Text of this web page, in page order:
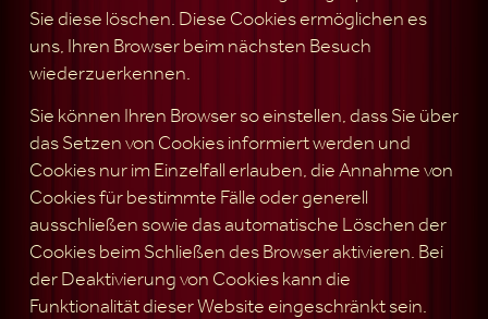
Sie diese löschen. Diese Cookies ermöglichen es
uns, Ihren Browser beim nächsten Besuch
wiederzuerkennen.
Sie können Ihren Browser so einstellen, dass Sie über
das Setzen von Cookies informiert werden und
Cookies nur im Einzelfall erlauben, die Annahme von
Cookies für bestimmte Fälle oder generell
ausschließen sowie das automatische Löschen der
Cookies beim Schließen des Browser aktivieren. Bei
der Deaktivierung von Cookies kann die
Funktionalität dieser Website eingeschränkt sein.